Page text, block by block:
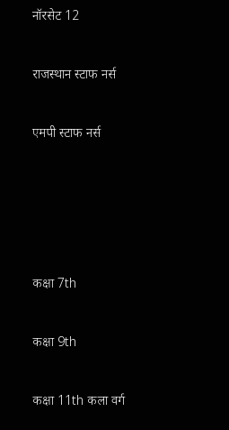
नॉरसेट 12
राजस्थान स्टाफ नर्स
एमपी स्टाफ नर्स
कक्षा 7th
कक्षा 9th
कक्षा 11th कला वर्ग